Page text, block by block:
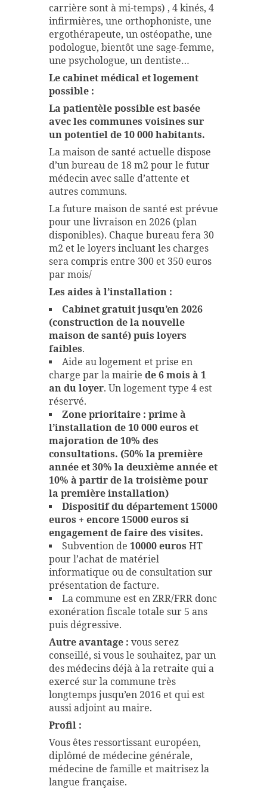
carrière sont à mi-temps) , 4 kinés, 4
infirmières, une orthophoniste, une
ergothérapeute, un ostéopathe, une
podologue, bientôt une sage-femme,
une psychologue, un dentiste…
Le cabinet médical et logement
possible :
La patientèle possible est basée
avec les communes voisines sur
un potentiel de 10 000 habitants.
La maison de santé actuelle dispose
d’un bureau de 18 m2 pour le futur
médecin avec salle d’attente et
autres communs.
La future maison de santé est prévue
pour une livraison en 2026 (plan
disponibles). Chaque bureau fera 30
m2 et le loyers incluant les charges
sera compris entre 300 et 350 euros
par mois/
Les aides à l’installation :
Cabinet gratuit jusqu’en 2026
(construction de la nouvelle
maison de santé) puis loyers
faibles.
Aide au logement et prise en
charge par la mairie de 6 mois à 1
an du loyer. Un logement type 4 est
réservé.
Zone prioritaire : prime à
l’installation de 10 000 euros et
majoration de 10% des
consultations. (50% la première
année et 30% la deuxième année et
10% à partir de la troisième pour
la première installation)
Dispositif du département 15000
euros + encore 15000 euros si
engagement de faire des visites.
Subvention de 10000 euros HT
pour l’achat de matériel
informatique ou de consultation sur
présentation de facture.
La commune est en ZRR/FRR donc
exonération fiscale totale sur 5 ans
puis dégressive.
Autre avantage : vous serez
conseillé, si vous le souhaitez, par un
des médecins déjà à la retraite qui a
exercé sur la commune très
longtemps jusqu’en 2016 et qui est
aussi adjoint au maire.
Profil :
Vous êtes ressortissant européen,
diplômé de médecine générale,
médecine de famille et maitrisez la
langue française.